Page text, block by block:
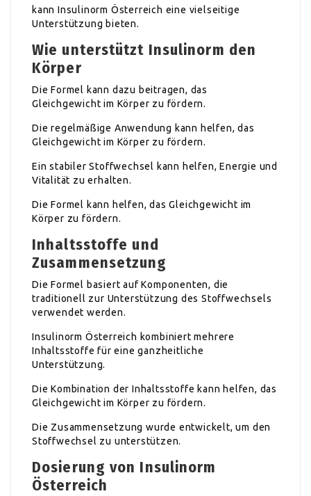
kann Insulinorm Österreich eine vielseitige
Unterstützung bieten.
Wie unterstützt Insulinorm den
Körper
Die Formel kann dazu beitragen, das
Gleichgewicht im Körper zu fördern.
Die regelmäßige Anwendung kann helfen, das
Gleichgewicht im Körper zu fördern.
Ein stabiler Stoffwechsel kann helfen, Energie und
Vitalität zu erhalten.
Die Formel kann helfen, das Gleichgewicht im
Körper zu fördern.
Inhaltsstoffe und
Zusammensetzung
Die Formel basiert auf Komponenten, die
traditionell zur Unterstützung des Stoffwechsels
verwendet werden.
Insulinorm Österreich kombiniert mehrere
Inhaltsstoffe für eine ganzheitliche
Unterstützung.
Die Kombination der Inhaltsstoffe kann helfen, das
Gleichgewicht im Körper zu fördern.
Die Zusammensetzung wurde entwickelt, um den
Stoffwechsel zu unterstützen.
Dosierung von Insulinorm
Österreich